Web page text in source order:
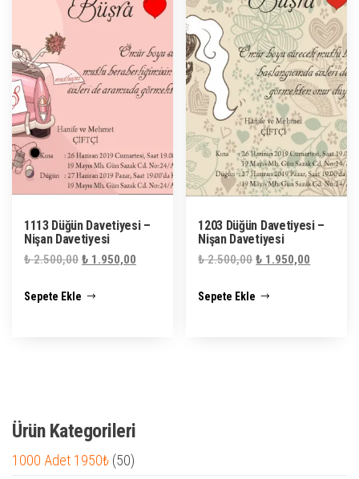
1113 Düğün Davetiyesi –
Nişan Davetiyesi
₺2.500,00 Orijinal
₺ 2.500,00.
₺ 1.950,00
Sepete Ekle
1203 Düğün Davetiyesi –
Nişan Davetiyesi
₺2.500,00 Orijinal
₺ 2.500,00.
₺ 1.950,00
Sepete Ekle
Ürün Kategorileri
1000 Adet 1950₺ 5050